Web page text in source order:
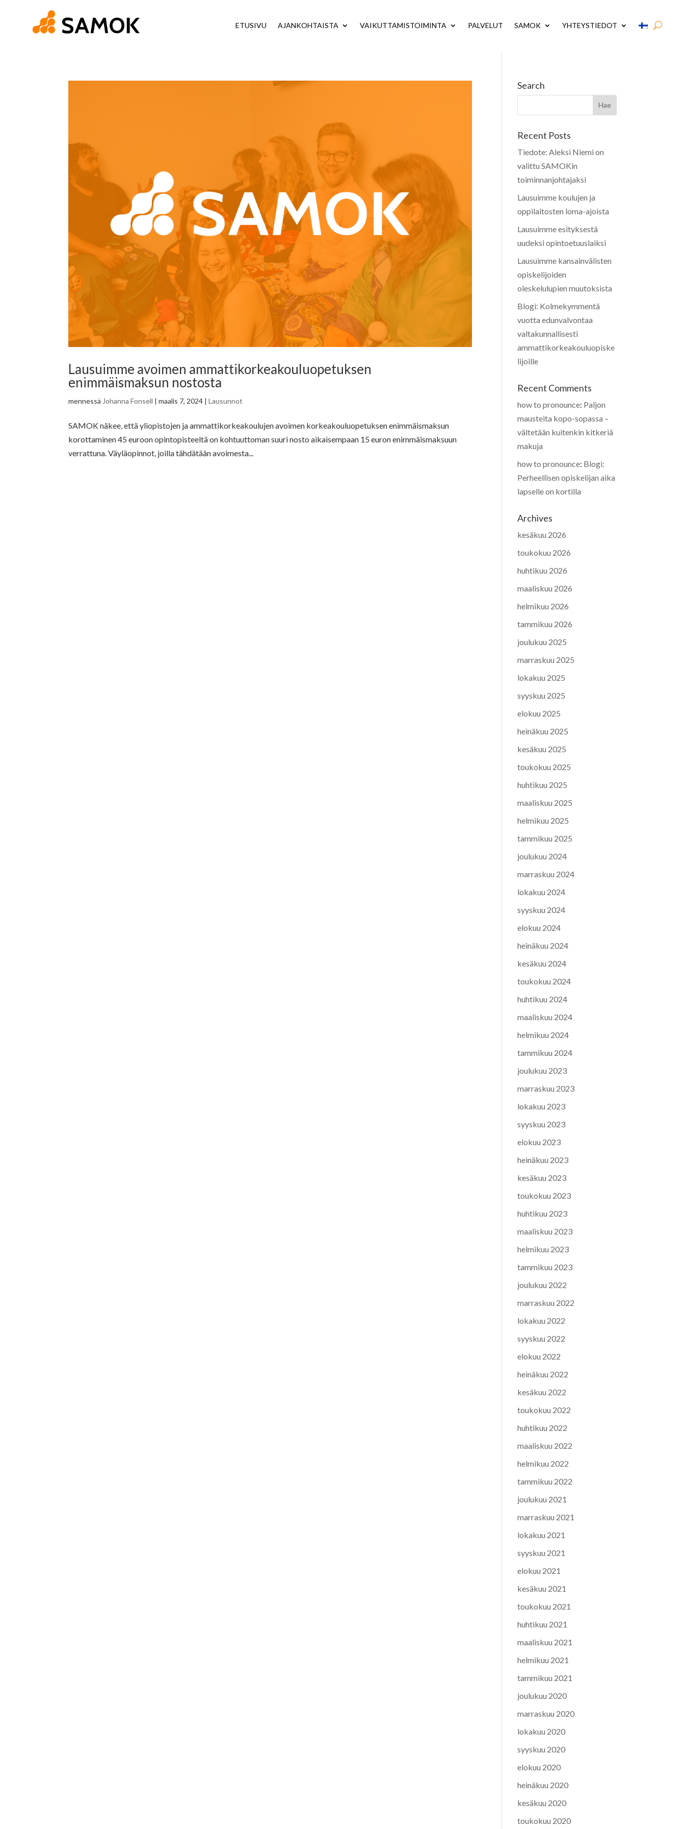
ETUSIVU AJANKOHTAISTA VAIKUTTAMISTOIMINTA PALVELUT SAMOK YHTEYSTIEDOT
Lausuimme avoimen ammattikorkeakouluopetuksen
enimmäismaksun nostosta
mennessä Johanna Fonsell |maalis 7, 2024 |Lausunnot
SAMOK näkee, että yliopistojen ja ammattikorkeakoulujen avoimen korkeakouluopetuksen enimmäismaksun
korottaminen 45 euroon opintopisteeltä on kohtuuttoman suuri nosto aikaisempaan 15 euron enimmäismaksuun
verrattuna. Väyläopinnot, joilla tähdätään avoimesta...
Search
Recent Posts
Tiedote: Aleksi Niemi on
valittu SAMOKin
toiminnanjohtajaksi
Lausuimme koulujen ja
oppilaitosten loma-ajoista
Lausuimme esityksestä
uudeksi opintoetuuslaiksi
Lausuimme kansainvälisten
opiskelijoiden
oleskelulupien muutoksista
Blogi: Kolmekymmentä
vuotta edunvalvontaa
valtakunnallisesti
ammattikorkeakouluopiske
lijoille
Recent Comments
how to pronounce: Paljon
mausteita kopo-sopassa –
vältetään kuitenkin kitkeriä
makuja
how to pronounce: Blogi:
Perheellisen opiskelijan aika
lapselle on kortilla
Archives
kesäkuu 2026
toukokuu 2026
huhtikuu 2026
maaliskuu 2026
helmikuu 2026
tammikuu 2026
joulukuu 2025
marraskuu 2025
lokakuu 2025
syyskuu 2025
elokuu 2025
heinäkuu 2025
kesäkuu 2025
toukokuu 2025
huhtikuu 2025
maaliskuu 2025
helmikuu 2025
tammikuu 2025
joulukuu 2024
marraskuu 2024
lokakuu 2024
syyskuu 2024
elokuu 2024
heinäkuu 2024
kesäkuu 2024
toukokuu 2024
huhtikuu 2024
maaliskuu 2024
helmikuu 2024
tammikuu 2024
joulukuu 2023
marraskuu 2023
lokakuu 2023
syyskuu 2023
elokuu 2023
heinäkuu 2023
kesäkuu 2023
toukokuu 2023
huhtikuu 2023
maaliskuu 2023
helmikuu 2023
tammikuu 2023
joulukuu 2022
marraskuu 2022
lokakuu 2022
syyskuu 2022
elokuu 2022
heinäkuu 2022
kesäkuu 2022
toukokuu 2022
huhtikuu 2022
maaliskuu 2022
helmikuu 2022
tammikuu 2022
joulukuu 2021
marraskuu 2021
lokakuu 2021
syyskuu 2021
elokuu 2021
kesäkuu 2021
toukokuu 2021
huhtikuu 2021
maaliskuu 2021
helmikuu 2021
tammikuu 2021
joulukuu 2020
marraskuu 2020
lokakuu 2020
syyskuu 2020
elokuu 2020
heinäkuu 2020
kesäkuu 2020
toukokuu 2020